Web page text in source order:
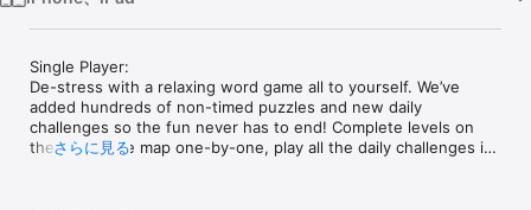
Single Player:
De-stress with a relaxing word game all to yourself. We’ve
added hundreds of non-timed puzzles and new daily
challenges so the fun never has to end! Complete levels on
the adventure map one-by-one, play all the daily challenges in
さらに見る